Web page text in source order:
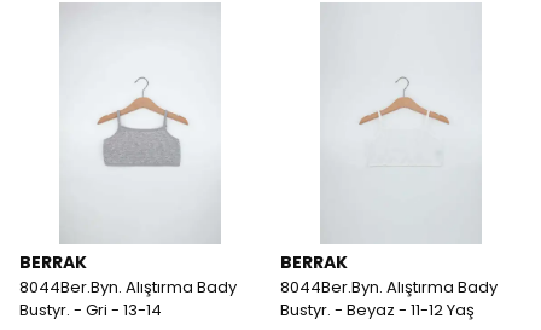
BERRAK
8044Ber.Byn. Alıştırma Bady
Bustyr. - Gri - 13-14
BERRAK
8044Ber.Byn. Alıştırma Bady
Bustyr. - Beyaz - 11-12 Yaş